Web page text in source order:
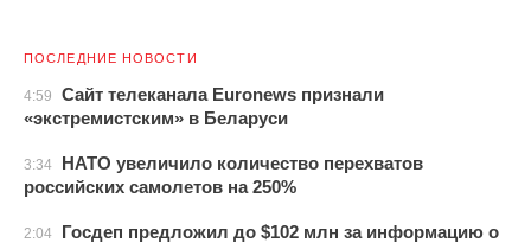
ПОСЛЕДНИЕ НОВОСТИ
4:59
Сайт телеканала Euronews признали
«экстремистским» в Беларуси
3:34
НАТО увеличило количество перехватов
российских самолетов на 250%
2:04
Госдеп предложил до $102 млн за информацию о